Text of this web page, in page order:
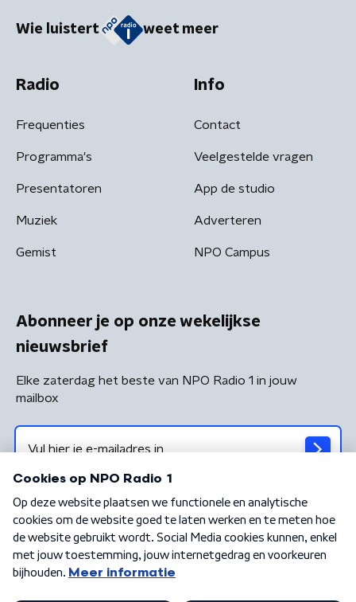
Wie luistert weet meer
Radio
Frequenties
Programma's
Presentatoren
Muziek
Gemist
Info
Contact
Veelgestelde vragen
App de studio
Adverteren
NPO Campus
Abonneer je op onze wekelijkse
nieuwsbrief
Elke zaterdag het beste van NPO Radio 1 in jouw
mailbox
Algemene voorwaarden